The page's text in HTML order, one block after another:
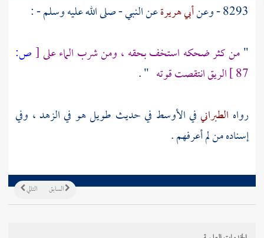
8293 - وعن أبي هريرةعن النبي - صلى الله عليه وسلم - :
"من كثر ضحكه استخف بحقه ، ومن شرب الماء على[ص:
87 ] الريق انتقصت قوته " .
رواه الطبرانيفي الأوسط في حديث طويل هو في الزهد ، وفي
إسناده من لم أعرفهم .
التالي السابق